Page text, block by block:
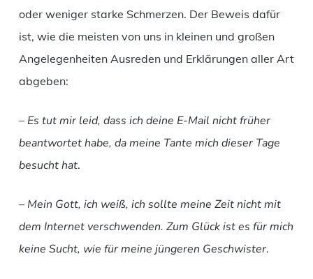
oder weniger starke Schmerzen. Der Beweis dafür
ist, wie die meisten von uns in kleinen und großen
Angelegenheiten Ausreden und Erklärungen aller Art
abgeben:
– Es tut mir leid, dass ich deine E-Mail nicht früher
beantwortet habe, da meine Tante mich dieser Tage
besucht hat.
– Mein Gott, ich weiß, ich sollte meine Zeit nicht mit
dem Internet verschwenden. Zum Glück ist es für mich
keine Sucht, wie für meine jüngeren Geschwister.